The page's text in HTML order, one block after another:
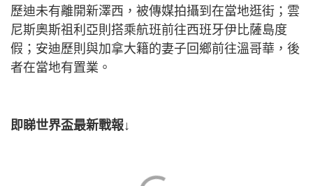
歷迪未有離開新澤西，被傳媒拍攝到在當地逛街；雲
尼斯奧斯祖利亞則搭乘航班前往西班牙伊比薩島度
假；安迪歷則與加拿大籍的妻子回鄉前往溫哥華，後
者在當地有置業。
即睇世界盃最新戰報↓